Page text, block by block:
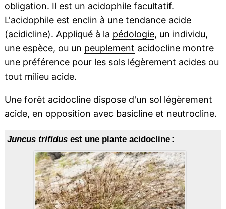
obligation. Il est un acidophile facultatif.
L'acidophile est enclin à une tendance acide
(acidicline). Appliqué à la pédologie, un individu,
une espèce, ou un peuplement acidocline montre
une préférence pour les sols légèrement acides ou
tout milieu acide.
Une forêt acidocline dispose d'un sol légèrement
acide, en opposition avec basicline et neutrocline.
Juncus trifidusest une plante acidocline :